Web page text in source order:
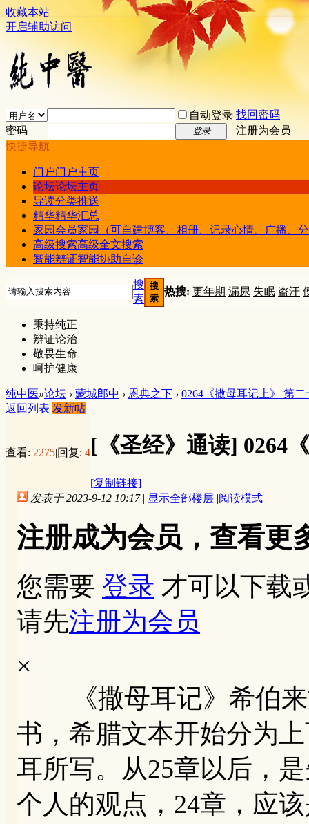
收藏本站
开启辅助访问
自动登录 找回密码
密码
登录
注册为会员
快捷导航
门户门户主页
论坛论坛主页
导读分类推送
精华精华汇总
家园会员家园（可自建博客、相册、记录心情、广播、
高级搜索高级全文搜索
智能辨证智能协助自诊
搜
索
搜
索
热搜: 更年期 漏尿 失眠 盗汗
秉持纯正
辨证论治
敬畏生命
呵护健康
纯中医»论坛 › 蒙城郎中 › 恩典之下 › 0264《撒母耳记上》 第二
返回列表 发新帖
查看: 2275|回复: 4[《圣经》通读] 0264
[复制链接]
发表于 2023-9-12 10:17 | 显示全部楼层 |阅读模式
注册成为会员，查看更
您需要 登录 才可以下载
请先注册为会员
×
《撒母耳记》希伯来
书，希腊文本开始分为
耳所写。从25章以后，
个人的观点，24章，应